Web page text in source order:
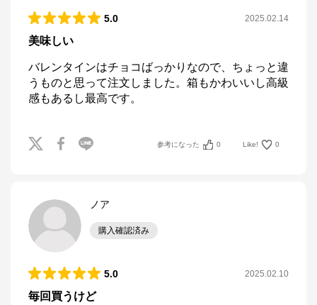
5.0 2025.02.14
美味しい
バレンタインはチョコばっかりなので、ちょっと違
うものと思って注文しました。箱もかわいいし高級
感もあるし最高です。
参考になった 0 Like! 0
ノア
購入確認済み
5.0 2025.02.10
毎回買うけど